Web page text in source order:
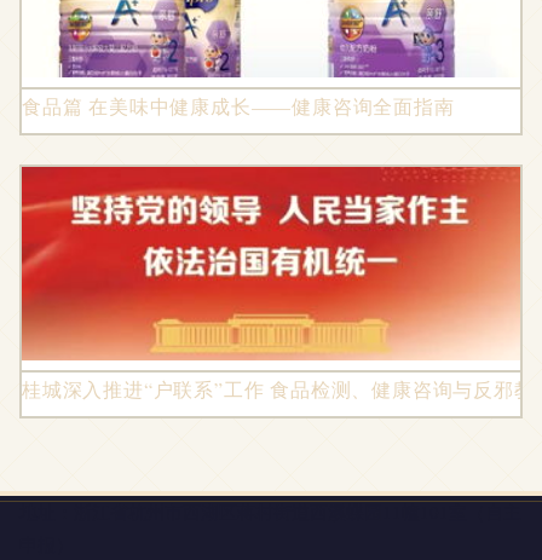
食品篇 在美味中健康成长——健康咨询全面指南
桂城深入推进“户联系”工作 食品检测、健康咨询与反邪教